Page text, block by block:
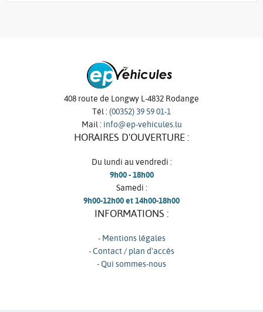
408 route de Longwy L-4832 Rodange
Tél : (00352) 39 59 01-1
Mail : info@ep-vehicules.lu
HORAIRES D'OUVERTURE :
Du lundi au vendredi :
9h00 - 18h00
Samedi :
9h00-12h00 et 14h00-18h00
INFORMATIONS :
- Mentions légales
- Contact / plan d'accès
- Qui sommes-nous